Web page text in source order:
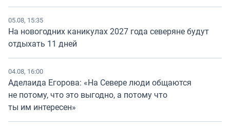
05.08, 15:35
На новогодних каникулах 2027 года северяне будут
отдыхать 11 дней
04.08, 16:00
Аделаида Егорова: «На Севере люди общаются
не потому, что это выгодно, а потому что
ты им интересен»